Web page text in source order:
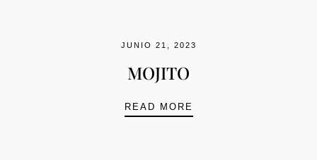
JUNIO 21, 2023
MOJITO
READ MORE